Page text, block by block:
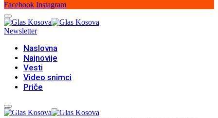
Facebook Instagram
Newsletter
Naslovna
Najnovije
Vesti
Video snimci
Priče